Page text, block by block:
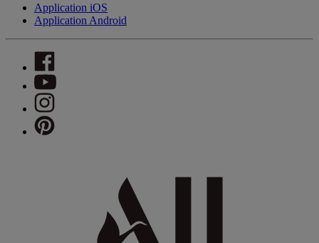
Application iOS
Application Android